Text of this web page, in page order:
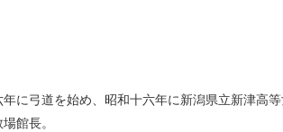
に弓道を始め、昭和十六年に新潟県立新津高
館長。